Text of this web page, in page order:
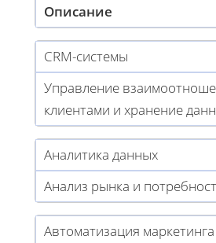
Описание
CRM-системы
Управление
клиентами и хранение
Аналитика данных
Анализ рынка и
Автоматизация маркетинга